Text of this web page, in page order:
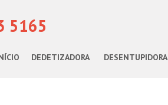
5165
DEDETIZADORA DESENTUPIDORA